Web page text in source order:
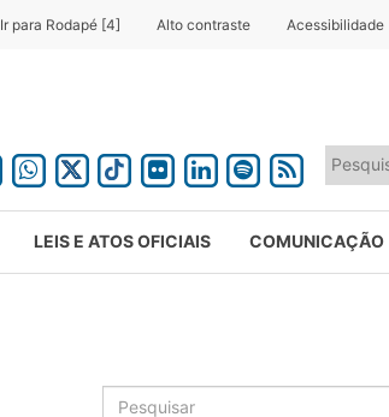
Ir para Rodapé [4] Alto contraste Acessibilidade
LEIS E ATOS OFICIAIS COMUNICAÇÃO